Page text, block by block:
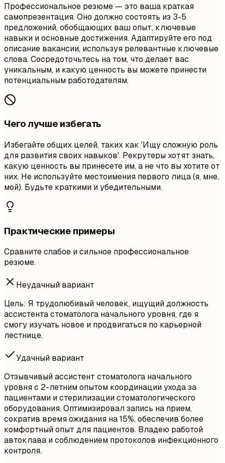
Профессиональное резюме — это ваша краткая
самопрезентация. Оно должно состоять из 3-5
предложений, обобщающих ваш опыт, ключевые
навыки и основные достижения. Адаптируйте его под
описание вакансии, используя релевантные ключевые
слова. Сосредоточьтесь на том, что делает вас
уникальным, и какую ценность вы можете принести
потенциальным работодателям.
Чего лучше избегать
Избегайте общих целей, таких как 'Ищу сложную роль
для развития своих навыков'. Рекрутеры хотят знать,
какую ценность вы принесете им, а не что вы хотите от
них. Не используйте местоимения первого лица (я, мне,
мой). Будьте краткими и убедительными.
Практические примеры
Сравните слабое и сильное профессиональное
резюме.
Неудачный вариант
Цель: Я трудолюбивый человек, ищущий должность
ассистента стоматолога начального уровня, где я
смогу изучать новое и продвигаться по карьерной
лестнице.
Удачный вариант
Отзывчивый ассистент стоматолога начального
уровня с 2-летним опытом координации ухода за
пациентами и стерилизации стоматологического
оборудования. Оптимизировал запись на прием,
сократив время ожидания на 15%, обеспечив более
комфортный опыт для пациентов. Владею работой
автоклава и соблюдением протоколов инфекционного
контроля.